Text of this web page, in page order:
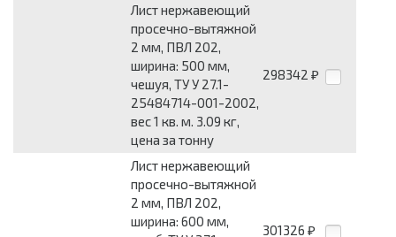
Лист нержавеющий
просечно-вытяжной
2 мм, ПВЛ 202,
ширина: 500 мм,
чешуя, ТУ У 27.1-
25484714-001-2002,
вес 1 кв. м. 3.09 кг,
цена за тонну
298342 ₽
Лист нержавеющий
просечно-вытяжной
2 мм, ПВЛ 202,
ширина: 600 мм,
301326 ₽